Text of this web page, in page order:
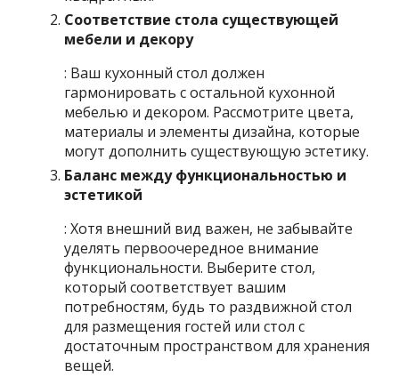
Соответствие стола существующей
мебели и декору
: Ваш кухонный стол должен
гармонировать с остальной кухонной
мебелью и декором. Рассмотрите цвета,
материалы и элементы дизайна, которые
могут дополнить существующую эстетику.
Баланс между функциональностью и
эстетикой
: Хотя внешний вид важен, не забывайте
уделять первоочередное внимание
функциональности. Выберите стол,
который соответствует вашим
потребностям, будь то раздвижной стол
для размещения гостей или стол с
достаточным пространством для хранения
вещей.